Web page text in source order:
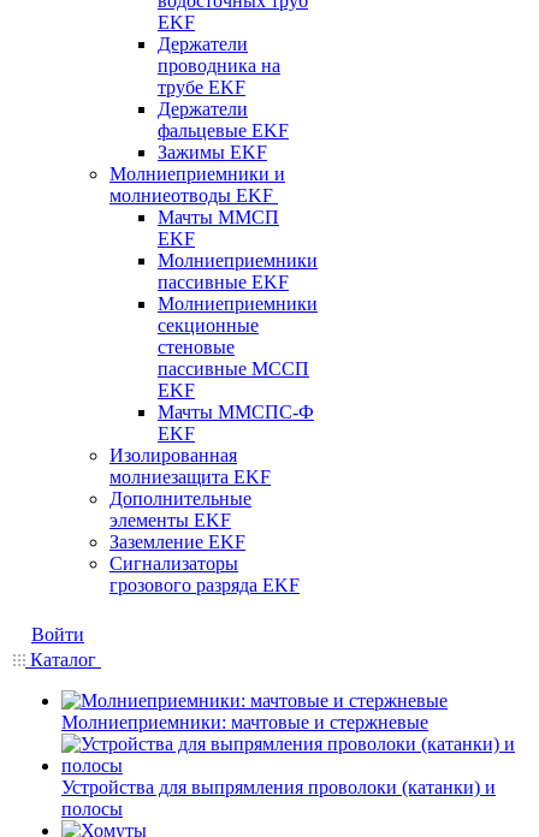
EKF
Держатели
проводника на
трубе EKF
Держатели
фальцевые EKF
Зажимы EKF
Молниеприемники и
молниеотводы EKF
Мачты ММСП
EKF
Молниеприемники
пассивные EKF
Молниеприемники
секционные
стеновые
пассивные МССП
EKF
Мачты ММСПС-Ф
EKF
Изолированная
молниезащита EKF
Дополнительные
элементы EKF
Заземление EKF
Сигнализаторы
грозового разряда EKF
Войти
Каталог
Молниеприемники: мачтовые и стержневые
Устройства для выпрямления проволоки (катанки) и
полосы